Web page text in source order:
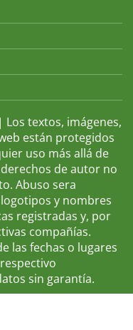
textos, imágenes,
están protegidos
uso más allá de
de autor no
Abuso sera
y nombres
registradas y, por
compañías.
las fechas o lugares
sin garantía.